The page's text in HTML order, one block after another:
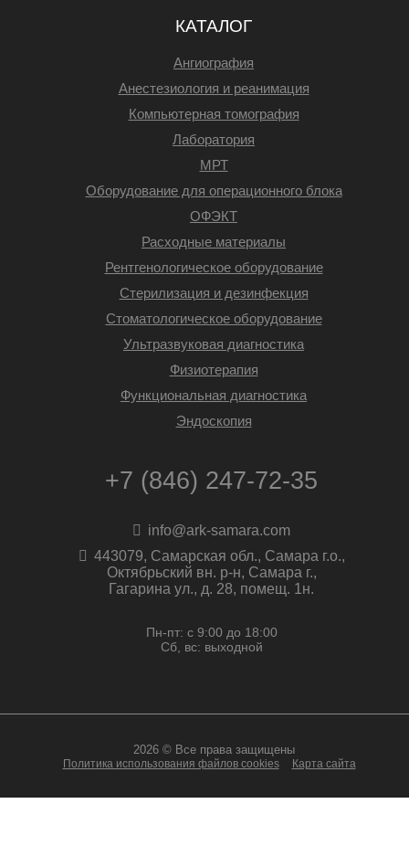
КАТАЛОГ
Ангиография
Анестезиология и реанимация
Компьютерная томография
Лаборатория
МРТ
Оборудование для операционного блока
ОФЭКТ
Расходные материалы
Рентгенологическое оборудование
Стерилизация и дезинфекция
Стоматологическое оборудование
Ультразвуковая диагностика
Физиотерапия
Функциональная диагностика
Эндоскопия
+7 (846) 247-72-35
info@ark-samara.com
443079, Самарская обл., Самара г.о.,
Октябрьский вн. р-н, Самара г.,
Гагарина ул., д. 28, помещ. 1н.
Пн-пт: с 9:00 до 18:00
Сб, вс: выходной
2026 © Все права защищены
Политика использования файлов cookies Карта сайта